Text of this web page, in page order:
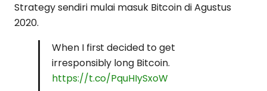
Strategy sendiri mulai masuk Bitcoin di Agustus
2020.
When I first decided to get
irresponsibly long Bitcoin.
https://t.co/PquHIySxoW